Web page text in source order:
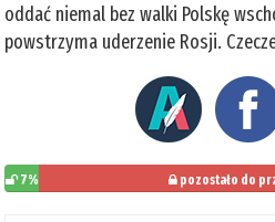
oddać niemal bez walki Polskę
powstrzyma uderzenie Rosji.
7% pozostało do